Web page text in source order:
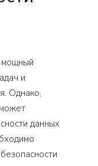
мощный
и
Однако,
данных